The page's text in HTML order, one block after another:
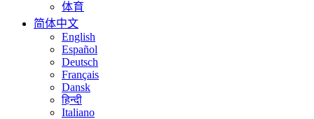
体育
简体中文
English
Español
Deutsch
Français
Dansk
हिन्दी
Italiano